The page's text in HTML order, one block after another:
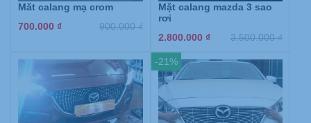
Măt calang mạ crom
900.000₫
700.000 ₫
Mặt calang mazda 3 sao
rơi
3.500.000₫
2.800.000 ₫
-21%